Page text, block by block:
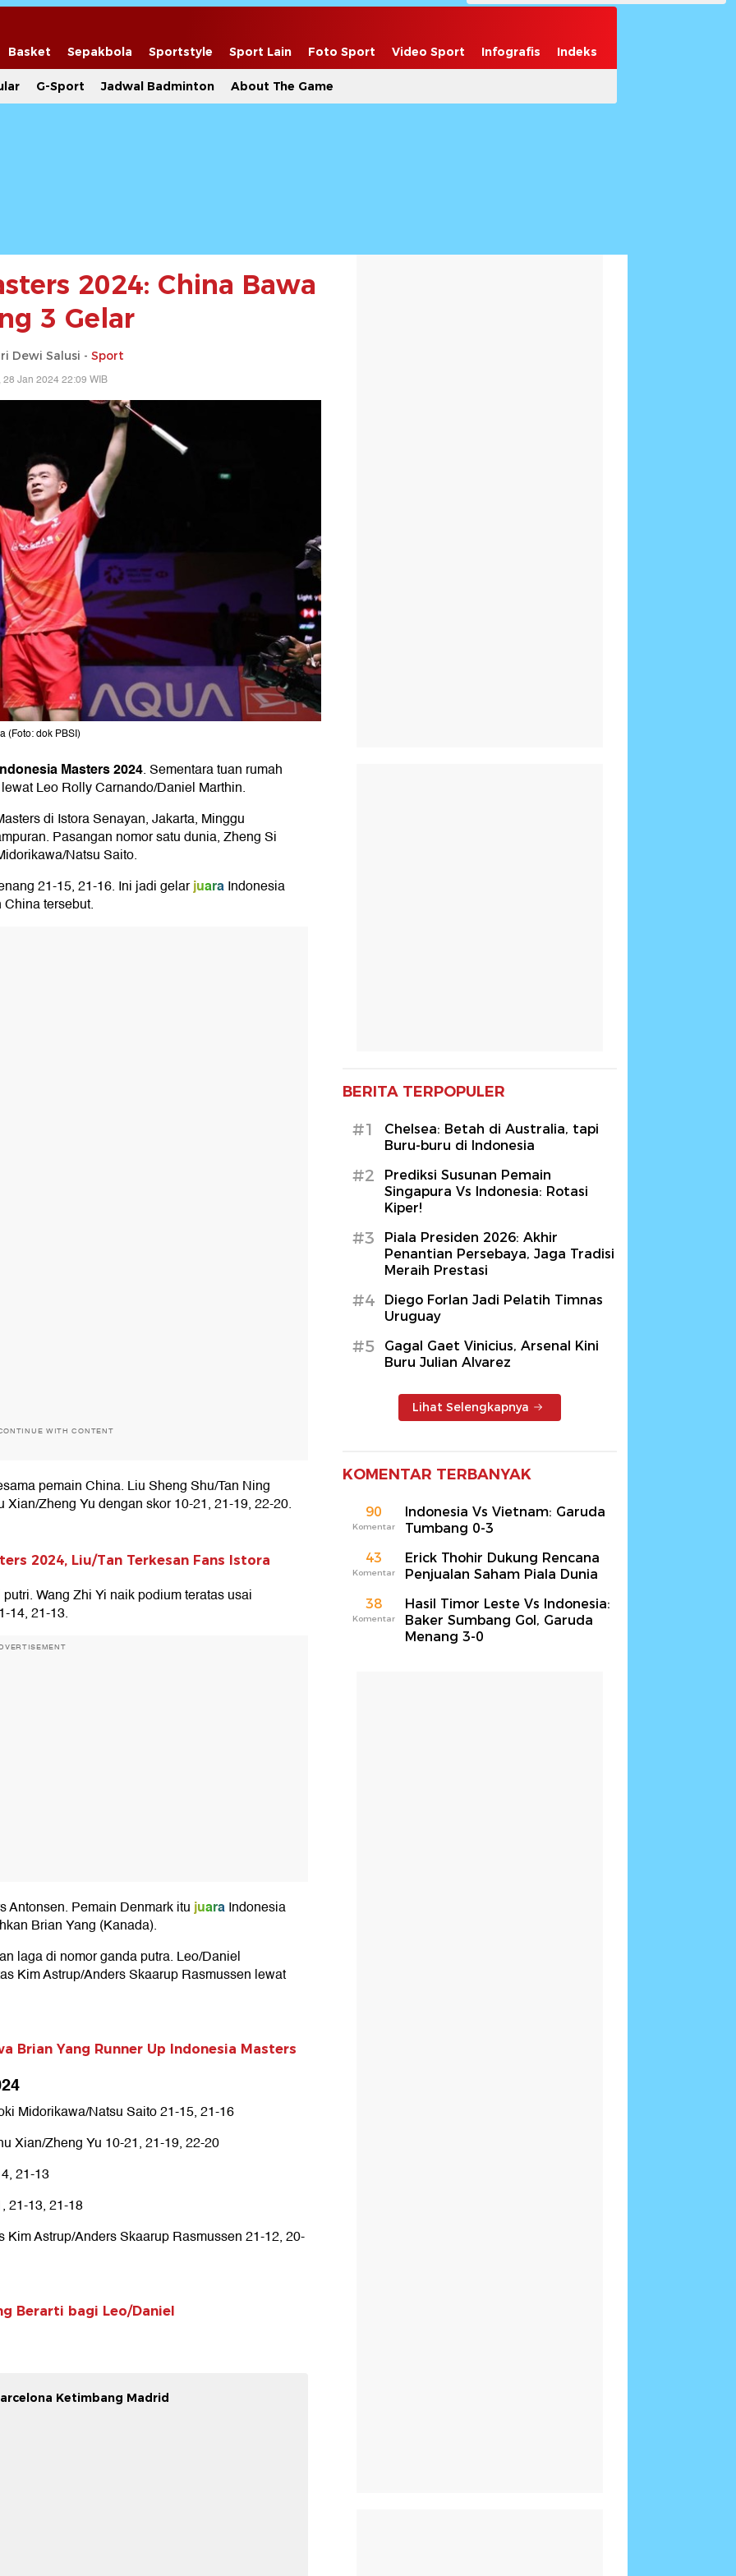
Basket Sepakbola Sportstyle Sport Lain Foto Sport Video Sport Infografis Indeks
G-Sport Jadwal Badminton About The Game
2024: China Bawa
3 Gelar
Dewi Salusi - Sport
28 Jan 2024 22:09 WIB
(Foto: dok PBSI)
Masters 2024. Sementara tuan rumah
Leo Rolly Carnando/Daniel Marthin.
di Istora Senayan, Jakarta, Minggu
Pasangan nomor satu dunia, Zheng Si
Natsu Saito.
21-15, 21-16. Ini jadi gelarjuaraIndonesia
tersebut.
WITH CONTENT
pemain China. Liu Sheng Shu/Tan Ning
Zheng Yu dengan skor 10-21, 21-19, 22-20.
2024, Liu/Tan Terkesan Fans Istora
Wang Zhi Yi naik podium teratas usai
14, 21-13.
Antonsen. Pemain Denmark itujuaraIndonesia
Brian Yang (Kanada).
laga di nomor ganda putra. Leo/Daniel
Kim Astrup/Anders Skaarup Rasmussen lewat
Brian Yang Runner Up Indonesia Masters
Midorikawa/Natsu Saito 21-15, 21-16
Xian/Zheng Yu 10-21, 21-19, 22-20
21-13
21-13, 21-18
Astrup/Anders Skaarup Rasmussen 21-12, 20-
Berarti bagi Leo/Daniel
Ketimbang Madrid
BERITA TERPOPULER
#1
Chelsea: Betah di Australia, tapi
Buru-buru di Indonesia
#2
Prediksi Susunan Pemain
Singapura Vs Indonesia: Rotasi
Kiper!
#3
Piala Presiden 2026: Akhir
Penantian Persebaya, Jaga Tradisi
Meraih Prestasi
#4
Diego Forlan Jadi Pelatih Timnas
Uruguay
#5
Gagal Gaet Vinicius, Arsenal Kini
Buru Julian Alvarez
Lihat Selengkapnya
KOMENTAR TERBANYAK
90
Komentar
Indonesia Vs Vietnam: Garuda
Tumbang 0-3
43
Komentar
Erick Thohir Dukung Rencana
Penjualan Saham Piala Dunia
38
Komentar
Hasil Timor Leste Vs Indonesia:
Baker Sumbang Gol, Garuda
Menang 3-0